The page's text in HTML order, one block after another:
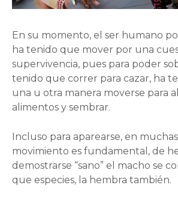
En su momento, el ser humano
ha tenido que mover por una
supervivencia, pues para poder
tenido que correr para cazar, ha
una u otra manera moverse para
alimentos y sembrar.
Incluso para aparearse, en muchas
movimiento es fundamental, de
demostrarse “sano” el macho se
que especies, la hembra también.